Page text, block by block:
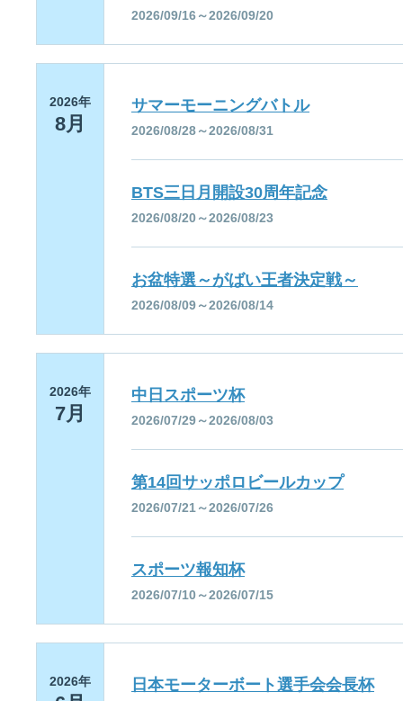
2026/09/16～2026/09/20
2026年
8月
サマーモーニングバトル
2026/08/28～2026/08/31
BTS三日月開設30周年記念
2026/08/20～2026/08/23
お盆特選～がばい王者決定戦～
2026/08/09～2026/08/14
2026年
7月
中日スポーツ杯
2026/07/29～2026/08/03
第14回サッポロビールカップ
2026/07/21～2026/07/26
スポーツ報知杯
2026/07/10～2026/07/15
2026年 日本モーターボート選手会会長杯